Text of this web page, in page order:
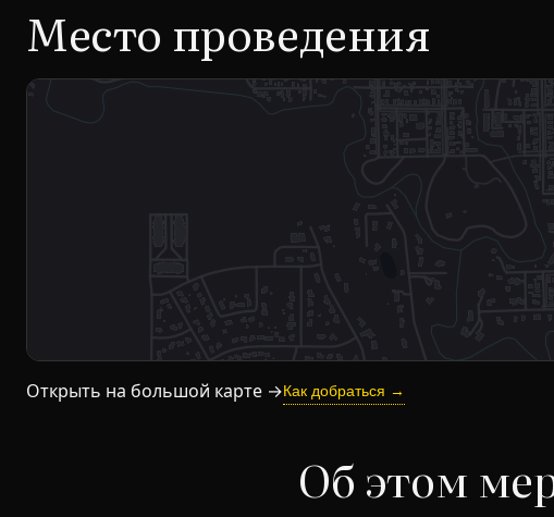
Место проведения
Открыть на большой карте →Как добраться →
Об этом